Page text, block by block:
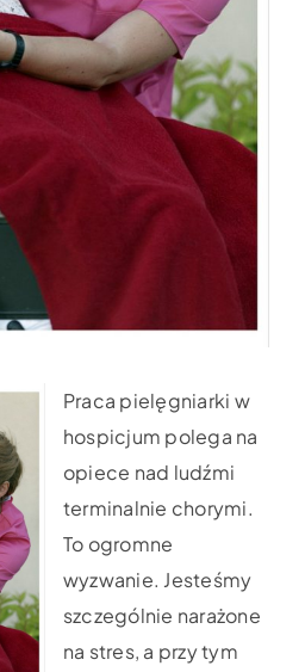
Praca pielęgniarki w
hospicjum polega na
opiece nad ludźmi
terminalnie chorymi.
To ogromne
wyzwanie. Jesteśmy
szczególnie narażone
na stres, a przy tym